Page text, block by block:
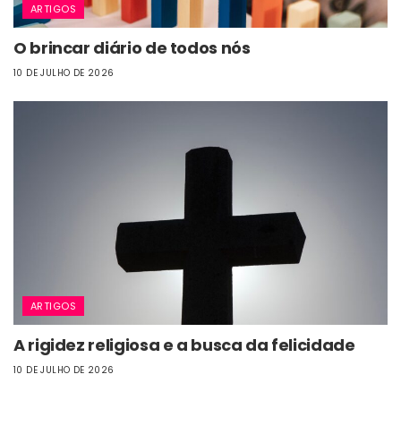
ARTIGOS
O brincar diário de todos nós
10 DE JULHO DE 2026
ARTIGOS
A rigidez religiosa e a busca da felicidade
10 DE JULHO DE 2026